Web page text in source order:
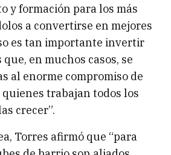
y formación para los más
a convertirse en mejores
es tan importante invertir
en muchos casos, se
al enorme compromiso de
trabajan todos los
crecer”.
Torres afirmó que “para